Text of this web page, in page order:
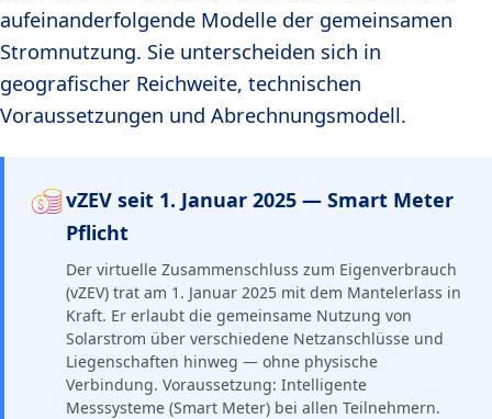
aufeinanderfolgende Modelle der gemeinsamen
Stromnutzung. Sie unterscheiden sich in
geografischer Reichweite, technischen
Voraussetzungen und Abrechnungsmodell.
vZEV seit 1. Januar 2025 — Smart Meter
Pflicht
Der virtuelle Zusammenschluss zum Eigenverbrauch
(vZEV) trat am 1. Januar 2025 mit dem Mantelerlass in
Kraft. Er erlaubt die gemeinsame Nutzung von
Solarstrom über verschiedene Netzanschlüsse und
Liegenschaften hinweg — ohne physische
Verbindung. Voraussetzung: Intelligente
Messsysteme (Smart Meter) bei allen Teilnehmern.